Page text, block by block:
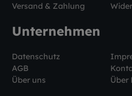
Versand & Zahlung
Unternehmen
Datenschutz
AGB
Über uns
Über